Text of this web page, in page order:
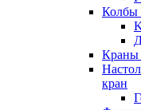
Колбы
Краны
кран